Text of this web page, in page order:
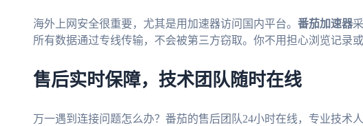
海外上网安全很重要，尤其是用加速器访问国内平台。 番茄加速器
所有数据通过专线传输，不会被第三方窃取。你不用担心浏览记录
售后实时保障，技术团队随时在线
万一遇到连接问题怎么办？番茄的售后团队24小时在线，专业技术